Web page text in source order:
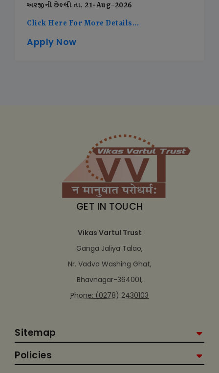
અરજીની છેલ્લી તા. 21-Aug-2026
Click Here For More Details...
Apply Now
GET IN TOUCH
Vikas Vartul Trust
Ganga Jaliya Talao,
Nr. Vadva Washing Ghat,
Bhavnagar-364001,
Phone: (0278) 2430103
Sitemap
Policies